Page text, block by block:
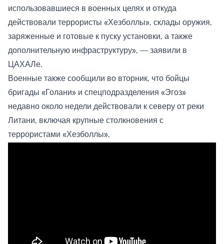
использовавшиеся в военных целях и откуда
действовали террористы «Хезболлы», склады оружия,
заряженные и готовые к пуску установки, а также
дополнительную инфраструктуру», — заявили в
ЦАХАЛе.
Военные также сообщили во вторник, что бойцы
бригады «Голани» и спецподразделения «Эгоз»
недавно около недели действовали к северу от реки
Литани, включая крупные столкновения с
террористами «Хезболлы».